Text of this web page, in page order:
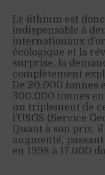
Le lithium est
indispensable à
internationaux
écologique et la
surprise, la
complètement
De 20.000 tonnes
300.000 tonnes
un triplement de
l’USGS (Service
Quant à son prix,
augmenté,
en 1998 à 17.000